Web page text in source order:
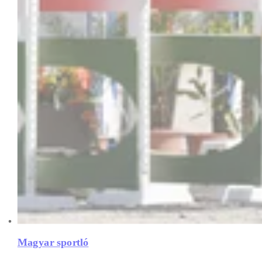
Magyar sportló